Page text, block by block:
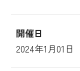
開催日
2024年1月01日